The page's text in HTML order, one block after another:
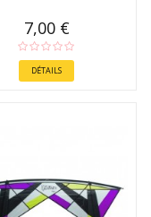
7,00 €
DÉTAILS